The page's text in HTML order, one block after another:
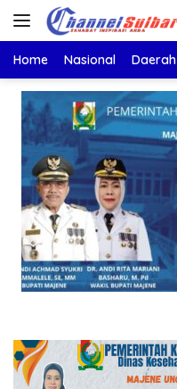
Langsung
Home Nasional Daerah